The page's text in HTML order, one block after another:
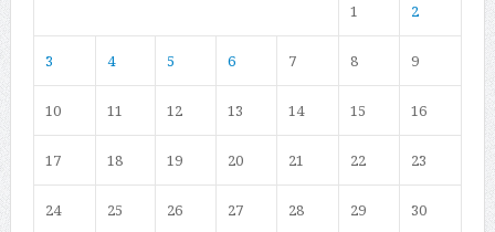
1 2
3 4 5 6 7 8 9
10 11 12 13 14 15 16
17 18 19 20 21 22 23
24 25 26 27 28 29 30